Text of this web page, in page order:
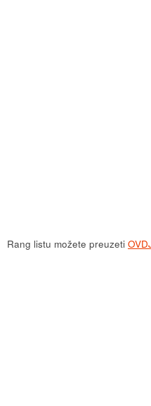
Rang listu možete preuzeti